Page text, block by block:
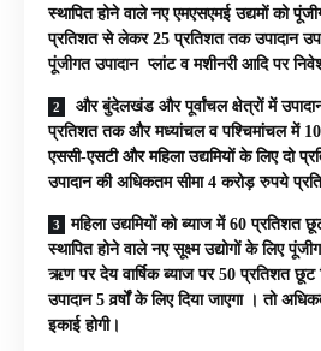
स्थापित होने वाले नए एमएसएमई उद्यमों को
प्रतिशत से लेकर 25 प्रतिशत तक उपादान
पूंजीगत उपादान प्लांट व मशीनरी आदि पर
और बुंदेलखंड और पूर्वांचल क्षेत्रों में
प्रतिशत तक और मध्यांचल व पश्चिमांचल में
एससी-एसटी और महिला उद्यमियों के लिए दो
उपादान की अधिकतम सीमा 4 करोड़ रुपये प्रति
महिला उद्यमियों को ब्याज में 60 प्रतिशत
स्थापित होने वाले नए सूक्ष्म उद्योगों के लिए
ऋण पर देय वार्षिक ब्याज पर 50 प्रतिशत
उपादान 5 वर्र्षों के लिए दिया जाएगा । तो
इकाई होगी।